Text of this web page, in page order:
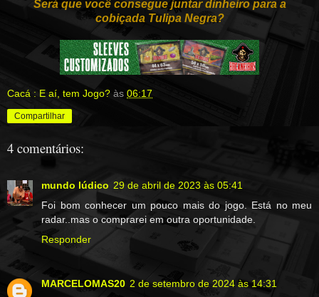
Será que você consegue juntar dinheiro para a
cobiçada Tulipa Negra?
Cacá : E aí, tem Jogo? às 06:17
Compartilhar
4 comentários:
mundo lúdico 29 de abril de 2023 às 05:41
Foi bom conhecer um pouco mais do jogo. Está no meu
radar..mas o comprarei em outra oportunidade.
Responder
MARCELOMAS20 2 de setembro de 2024 às 14:31